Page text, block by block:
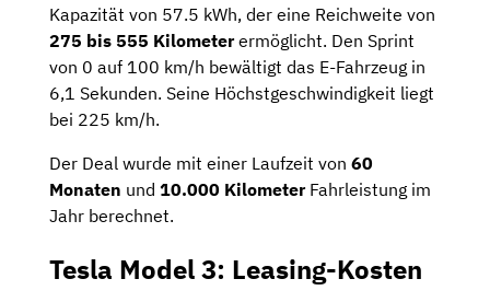
Kapazität von 57.5 kWh, der eine Reichweite von
275 bis 555 Kilometerermöglicht. Den Sprint
von 0 auf 100 km/h bewältigt das E-Fahrzeug in
6,1 Sekunden. Seine Höchstgeschwindigkeit liegt
bei 225 km/h.
Der Deal wurde mit einer Laufzeit von 60
Monaten und 10.000 KilometerFahrleistung im
Jahr berechnet.
Tesla Model 3: Leasing-Kosten